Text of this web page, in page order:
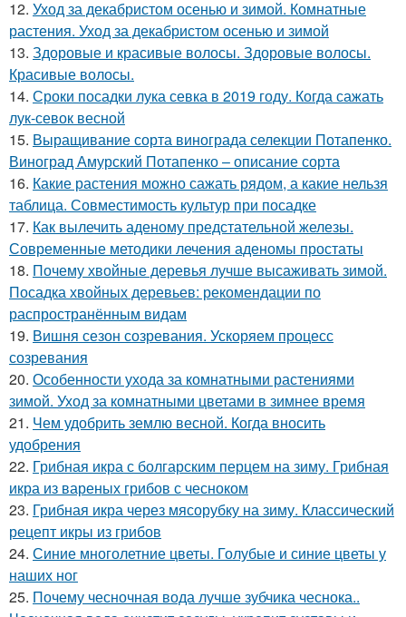
12. Уход за декабристом осенью и зимой. Комнатные
растения. Уход за декабристом осенью и зимой
13. Здоровые и красивые волосы. Здоровые волосы.
Красивые волосы.
14. Сроки посадки лука севка в 2019 году. Когда сажать
лук-севок весной
15. Выращивание сорта винограда селекции Потапенко.
Виноград Амурский Потапенко – описание сорта
16. Какие растения можно сажать рядом, а какие нельзя
таблица. Совместимость культур при посадке
17. Как вылечить аденому предстательной железы.
Современные методики лечения аденомы простаты
18. Почему хвойные деревья лучше высаживать зимой.
Посадка хвойных деревьев: рекомендации по
распространённым видам
19. Вишня сезон созревания. Ускоряем процесс
созревания
20. Особенности ухода за комнатными растениями
зимой. Уход за комнатными цветами в зимнее время
21. Чем удобрить землю весной. Когда вносить
удобрения
22. Грибная икра с болгарским перцем на зиму. Грибная
икра из вареных грибов с чесноком
23. Грибная икра через мясорубку на зиму. Классический
рецепт икры из грибов
24. Синие многолетние цветы. Голубые и синие цветы у
наших ног
25. Почему чесночная вода лучше зубчика чеснока..